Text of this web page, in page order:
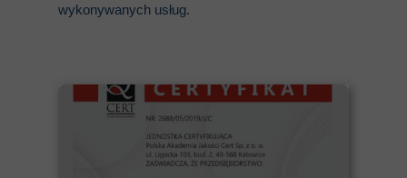
wykonywanych usług.